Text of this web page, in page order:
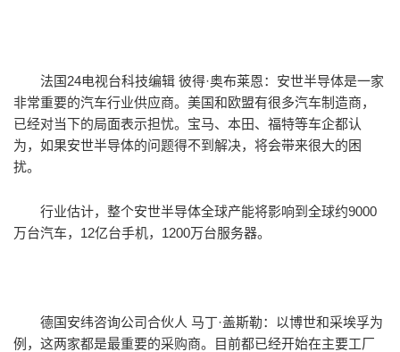
法国24电视台科技编辑 彼得·奥布莱恩：安世半导体是一家
非常重要的汽车行业供应商。美国和欧盟有很多汽车制造商，
已经对当下的局面表示担忧。宝马、本田、福特等车企都认
为，如果安世半导体的问题得不到解决，将会带来很大的困
扰。
行业估计，整个安世半导体全球产能将影响到全球约9000
万台汽车，12亿台手机，1200万台服务器。
德国安纬咨询公司合伙人 马丁·盖斯勒：以博世和采埃孚为
例，这两家都是最重要的采购商。目前都已经开始在主要工厂